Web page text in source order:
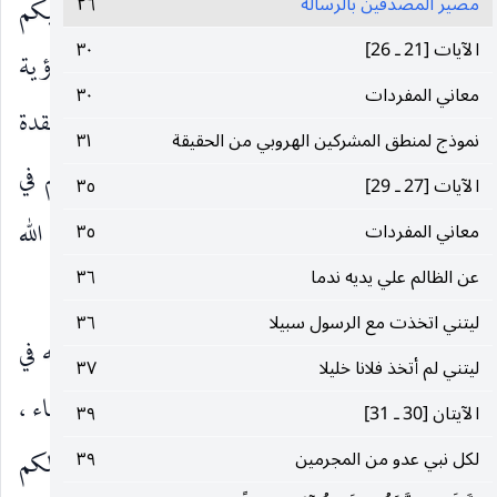
الآيات‌ [21 ـ 26]
٣٠
معاني‌ المفردات‌
٣٠
نموذج‌ لمنطق‌ المشركين‌ الهروبي‌ ‌من‌ الحقيقة
٣١
الآيات‌ [27 ـ 29]
٣٥
معاني‌ المفردات‌
٣٥
‌عن‌ الظالم‌ ‌علي‌ يديه‌ ندما
٣٦
ليتني‌ اتخذت‌ ‌مع‌ الرسول‌ سبيلا
٣٦
ليتني‌ ‌لم‌ أتخذ فلانا خليلا
٣٧
الآيتان‌ [30 ـ 31]
٣٩
لكل‌ نبي‌ عدو ‌من‌ المجرمين‌
٣٩
خط الإيمان ، وعلى الجهد الطويل الذي يفرض عليكم
الوقوف عند مواقع العمق في الكفر ، والانفتاح في الرؤية
، والامتداد في الإحساس ، وعلى المشاكل المتنوعة المعقدة
التي تتحدى راحتكم وأمنكم وشهوتكم ومزاجكم في
حياتكم العامة والخاصة ، مما يثيره أمامكم أعداء الله
والإيمان؟
وَكانَ رَبُّكَ بَصِيراً
عارفا بكل ما تحتاجون إليه في
نظام حياتكم ، في ما تسيرون نحوه من سعادة أو شقاء ،
فيدفعكم إلى ما فيه السعادة ، ويمنعكم عما يجلب لكم